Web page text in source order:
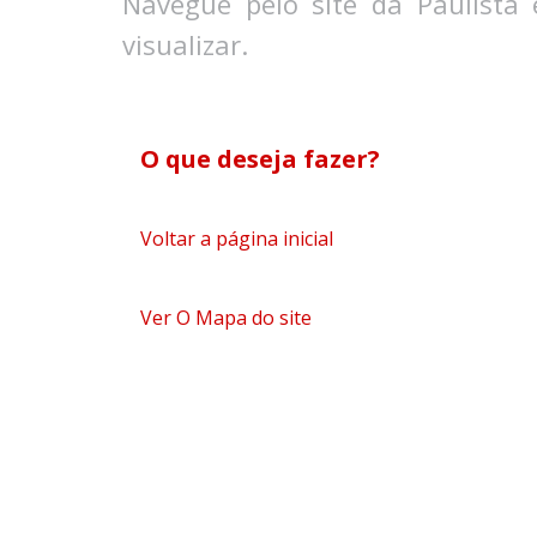
visualizar.
O que deseja fazer?
Voltar a página inicial
Ver O Mapa do site